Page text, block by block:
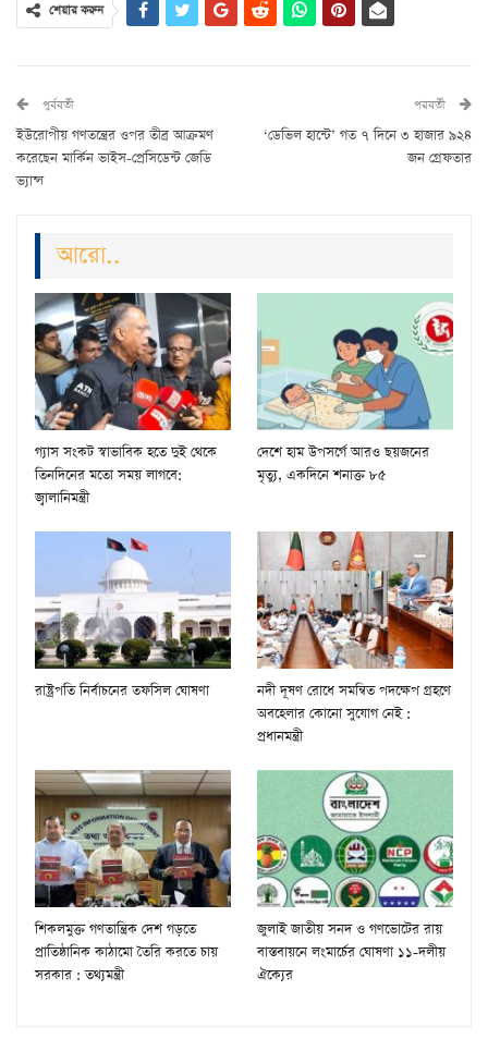
শেয়ার করুন
পুর্ববর্তী
ইউরোপীয় গণতন্ত্রের ওপর তীব্র আক্রমণ
করেছেন মার্কিন ভাইস-প্রেসিডেন্ট জেডি
ভ্যান্স
পরবর্তী
‘ডেভিল হান্টে’ গত ৭ দিনে ৩ হাজার ৯২৪
জন গ্রেফতার
আরো..
গ্যাস সংকট স্বাভাবিক হতে দুই থেকে
তিনদিনের মতো সময় লাগবে:
জ্বালানিমন্ত্রী
দেশে হাম উপসর্গে আরও ছয়জনের
মৃত্যু, একদিনে শনাক্ত ৮৫
রাষ্ট্রপতি নির্বাচনের তফসিল ঘোষণা
নদী দূষণ রোধে সমন্বিত পদক্ষেপ গ্রহণে
অবহেলার কোনো সুযোগ নেই :
প্রধানমন্ত্রী
শিকলমুক্ত গণতান্ত্রিক দেশ গড়তে
প্রাতিষ্ঠানিক কাঠামো তৈরি করতে চায়
সরকার : তথ্যমন্ত্রী
জুলাই জাতীয় সনদ ও গণভোটের রায়
বাস্তবায়নে লংমার্চের ঘোষণা ১১-দলীয়
ঐক্যের